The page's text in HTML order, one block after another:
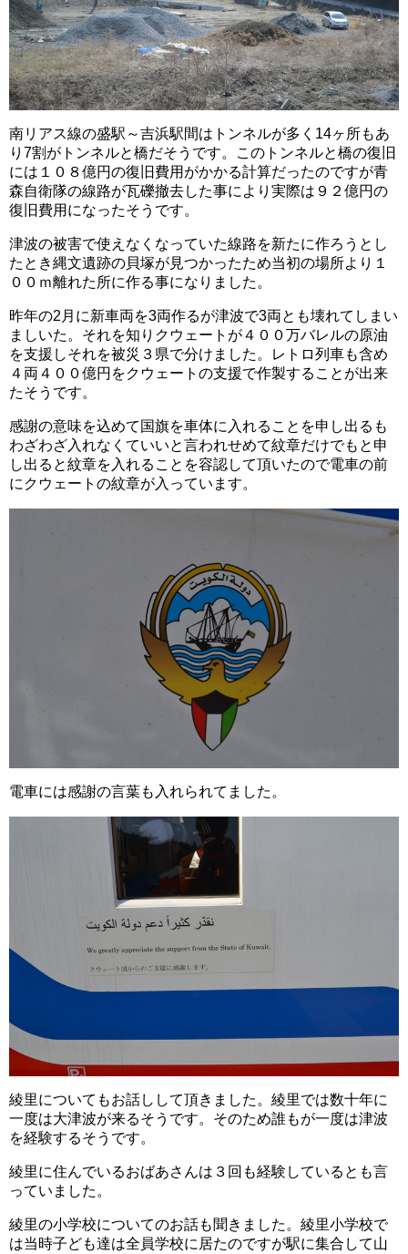
南リアス線の盛駅～吉浜駅間はトンネルが多く14ヶ所もあ
り7割がトンネルと橋だそうです。このトンネルと橋の復旧
には１０８億円の復旧費用がかかる計算だったのですが青
森自衛隊の線路が瓦礫撤去した事により実際は９２億円の
復旧費用になったそうです。
津波の被害で使えなくなっていた線路を新たに作ろうとし
たとき縄文遺跡の貝塚が見つかったため当初の場所より１
００ｍ離れた所に作る事になりました。
昨年の2月に新車両を3両作るが津波で3両とも壊れてしまい
ましいた。それを知りクウェートが４００万バレルの原油
を支援しそれを被災３県で分けました。レトロ列車も含め
４両４００億円をクウェートの支援で作製することが出来
たそうです。
感謝の意味を込めて国旗を車体に入れることを申し出るも
わざわざ入れなくていいと言われせめて紋章だけでもと申
し出ると紋章を入れることを容認して頂いたので電車の前
にクウェートの紋章が入っています。
電車には感謝の言葉も入れられてました。
綾里についてもお話しして頂きました。綾里では数十年に
一度は大津波が来るそうです。そのため誰もが一度は津波
を経験するそうです。
綾里に住んでいるおばあさんは３回も経験しているとも言
っていました。
綾里の小学校についてのお話も聞きました。綾里小学校で
は当時子ども達は全員学校に居たのですが駅に集合して山